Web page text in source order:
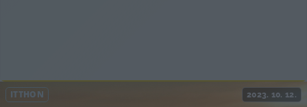
ITTHON 2023. 10. 12.